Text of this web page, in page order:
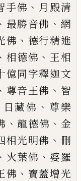
手佛 、 月殿清
最勝音佛 、 網
佛 、 德行精進
相德佛 、 王相
億同字釋迦文
尊音王佛 、 智
日藏佛 、 尊樂
、 龍德佛 、 金
相光明佛 、 刪
火葉佛 、 婆羅
佛 、 寶蓋增光